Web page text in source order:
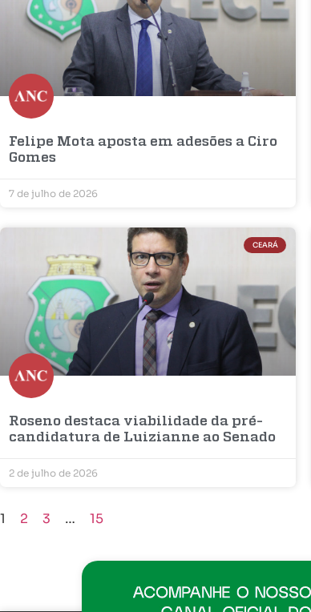
Felipe Mota aposta em adesões a Ciro
Gomes
7 de julho de 2026
CEARÁ
Roseno destaca viabilidade da pré-
candidatura de Luizianne ao Senado
2 de julho de 2026
1 2 3 … 15